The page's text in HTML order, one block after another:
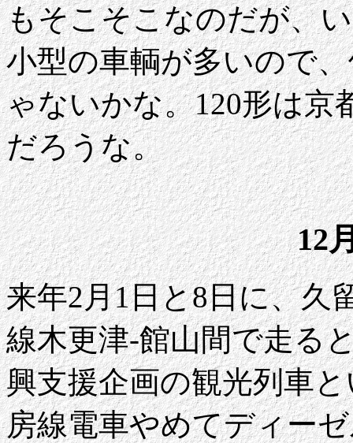
もそこそこなのだが、
小型の車輌が多いので
ゃないかな。120形は京
だろうな。
12
来年2月1日と8日に、久
線木更津-館山間で走る
興支援企画の観光列車
房線電車やめてディー